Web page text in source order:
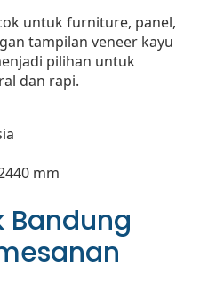
untuk furniture, panel,
tampilan veneer kayu
pilihan untuk
dan rapi.
mm
Bandung